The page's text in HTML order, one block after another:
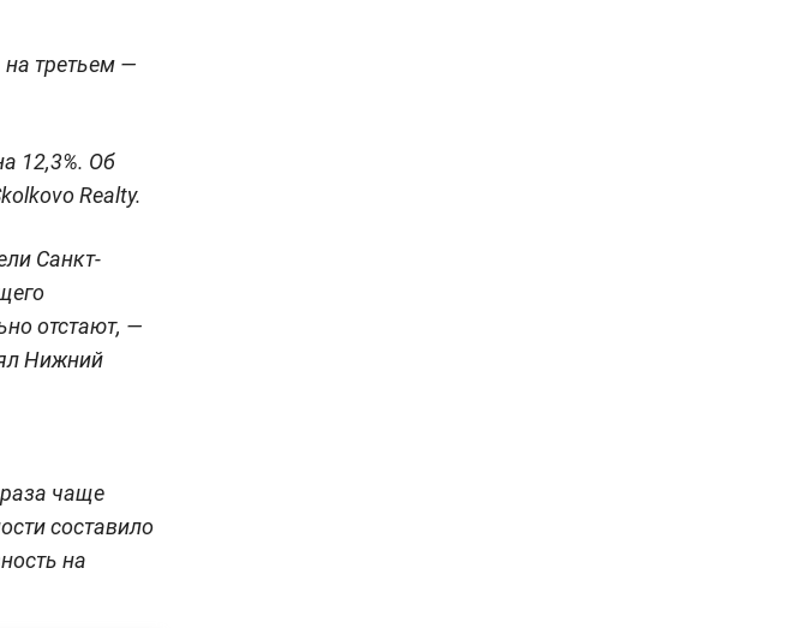
третьем —
12,3%. Об
Realty.
Санкт-
отстают, —
Нижний
раза чаще
составило
на